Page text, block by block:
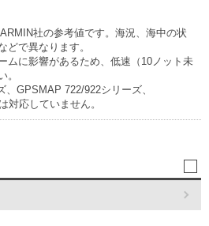
社の参考値です。海況、海中の状
どで異なります。
ムに影響があるため、低速（10ノット未
。
GPSMAP 722/922シリーズ、
対応していません。